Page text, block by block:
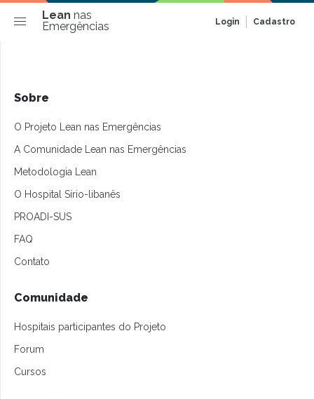
Lean nas
Emergências
Login Cadastro
Sobre
O Projeto Lean nas Emergências
A Comunidade Lean nas Emergências
Metodologia Lean
O Hospital Sírio-libanês
PROADI-SUS
FAQ
Contato
Comunidade
Hospitais participantes do Projeto
Forum
Cursos